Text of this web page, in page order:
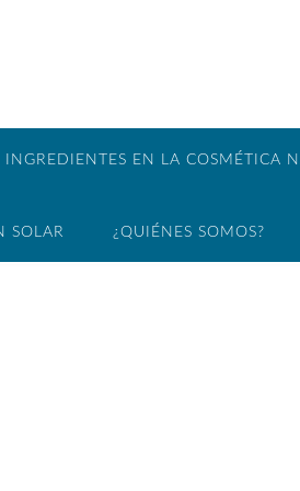
INGREDIENTES EN LA COSMÉTICA
SOLAR ¿QUIÉNES SOMOS?